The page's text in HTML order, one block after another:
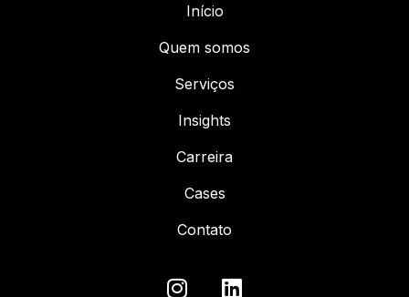
Início
Quem somos
Serviços
Insights
Carreira
Cases
Contato